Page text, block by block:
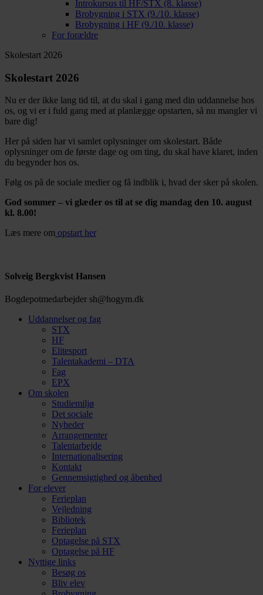
Introkursus til HF/STX (8. klasse)
Brobygning i STX (9./10. klasse)
Brobygning i HF (9./10. klasse)
For forældre
Skolestart 2026
Skolestart 2026
Nu er der ikke lang tid til, at du skal i gang med din uddannelse hos
os, og vi er i fuld gang med at planlægge opstarten, så nu mangler vi
bare dig!
Her på siden har vi samlet oplysninger om skolestart. Både
oplysninger om de første dage og om ting, du skal have klaret, inden
du begynder hos os.
Følg os på de sociale medier og få indblik i, hvad der sker på skolen.
God sommer – vi glæder os til at se dig mandag den 10. august
kl. 8.00!
Læs mere om opstart her
Solveig Bergkvist Hansen
Bogdepotmedarbejder sh@hogym.dk
Uddannelser og fag
STX
HF
Elitesport
Talentakademi – DTA
Fag
EPX
Om skolen
Studiemiljø
Det sociale
Nyheder
Arrangementer
Talentarbejde
Internationalisering
Kontakt
Gennemsigtighed og åbenhed
For elever
Ferieplan
Vejledning
Bibliotek
Ferieplan
Optagelse på STX
Optagelse på HF
Nyttige links
Besøg os
Bliv elev